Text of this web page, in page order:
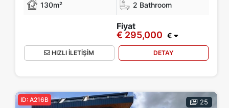
Yok Up to € 100,000 € 100,000 - 150,000
130m² 2 Bathroom
Fiyat
€ 295,000 €
HIZLI İLETİŞİM DETAY
25
ID: A216B